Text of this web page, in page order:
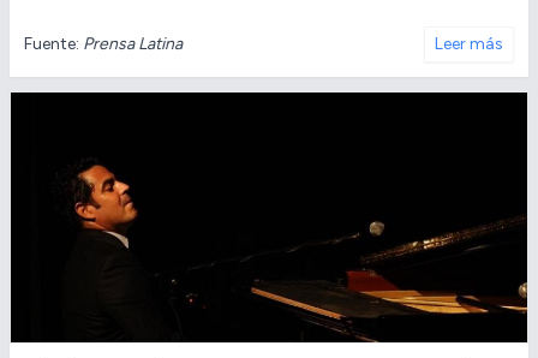
Fuente: Prensa Latina Leer más